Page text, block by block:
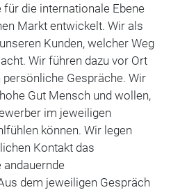
die internationale Ebene
Markt entwickelt. Wir als
Kunden, welcher Weg
Wir führen dazu vor Ort
Gespräche. Wir
Gut Mensch und wollen,
im jeweiligen
können. Wir legen
Kontakt das
andauernde
dem jeweiligen Gespräch